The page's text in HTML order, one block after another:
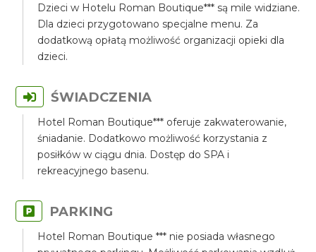
Dzieci w Hotelu Roman Boutique*** są mile widziane.
Dla dzieci przygotowano specjalne menu. Za
dodatkową opłatą możliwość organizacji opieki dla
dzieci.
ŚWIADCZENIA
Hotel Roman Boutique*** oferuje zakwaterowanie,
śniadanie. Dodatkowo możliwość korzystania z
posiłków w ciągu dnia. Dostęp do SPA i
rekreacyjnego basenu.
PARKING
Hotel Roman Boutique *** nie posiada własnego